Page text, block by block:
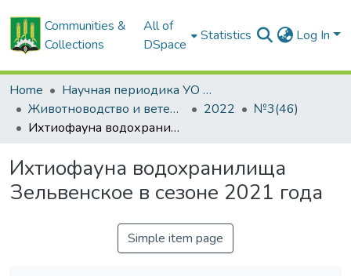
Communities &
Collections
All of
DSpace
Statistics Log In
Home
Научная периодика УО БГСХА
Животноводство и ветеринарная медицина: научно-практический журнал
2022
№3(46)
Ихтиофауна водохранилища Зельвенское в сезоне 2021 года
Ихтиофауна водохранилища
Зельвенское в сезоне 2021 года
Simple item page